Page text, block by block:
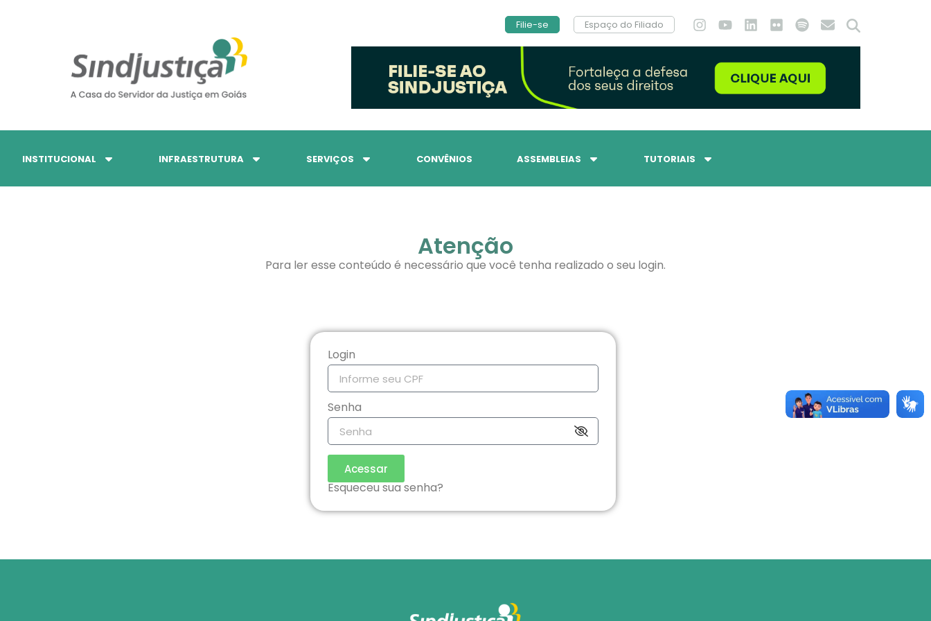
Filie-se Espaço do Filiado
INSTITUCIONAL INFRAESTRUTURA SERVIÇOS CONVÊNIOS ASSEMBLEIAS TUTORIAIS
Atenção
Para ler esse conteúdo é necessário que você tenha realizado o seu login.
Login
Senha
Acessar
Esqueceu sua senha?